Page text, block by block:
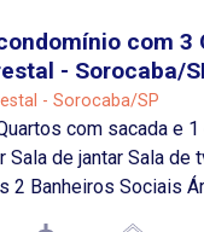
com 3
- Sorocaba/
- Sorocaba/SP
Sala de jantar Sala de
2 Banheiros Sociais